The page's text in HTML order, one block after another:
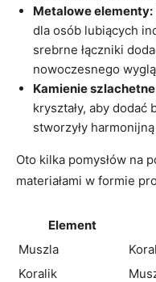
Metalowe elementy:
dla osób lubiących
srebrne łączniki
nowoczesnego
Kamienie
kryształy, aby
stworzyły harmonijną
Oto kilka pomysłów na
materiałami w formie
Element
Muszla
Koralik